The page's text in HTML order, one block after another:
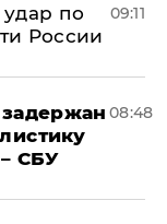
по
России
09:11
СБУ
08:48